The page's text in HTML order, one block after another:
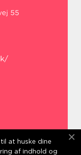
at huske dine
af indhold og